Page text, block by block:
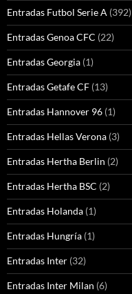
Entradas Futbol Serie A (392)
Entradas Genoa CFC (22)
Entradas Georgia (1)
Entradas Getafe CF (13)
Entradas Hannover 96 (1)
Entradas Hellas Verona (3)
Entradas Hertha Berlin (2)
Entradas Hertha BSC (2)
Entradas Holanda (1)
Entradas Hungría (1)
Entradas Inter (32)
Entradas Inter Milan (6)